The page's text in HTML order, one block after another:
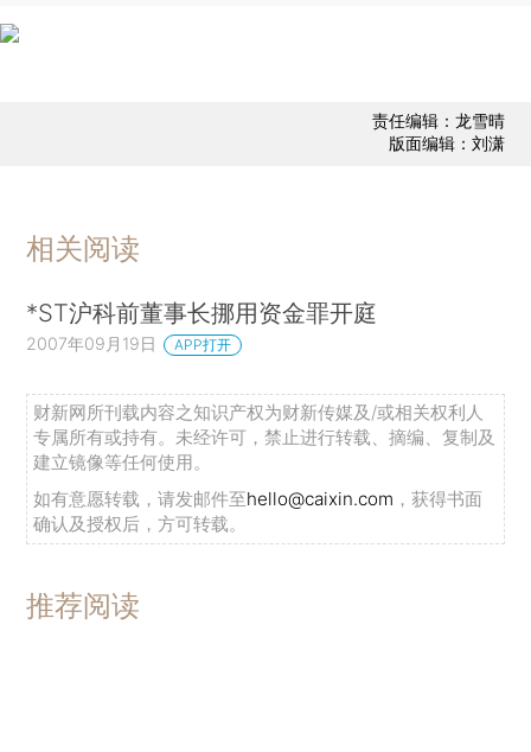
责任编辑：龙雪晴
版面编辑：刘潇
相关阅读
*ST沪科前董事长挪用资金罪开庭
2007年09月19日 APP打开
财新网所刊载内容之知识产权为财新传媒及/或相关权利人
专属所有或持有。未经许可，禁止进行转载、摘编、复制及
建立镜像等任何使用。
如有意愿转载，请发邮件至hello@caixin.com ，获得书面
确认及授权后，方可转载。
推荐阅读